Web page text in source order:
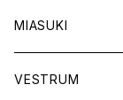
キャップ
アスコットタイ
バンデージ
ラグ
レディス
競技用ジャケット
メンズ
MIASUKI
VESTRUM